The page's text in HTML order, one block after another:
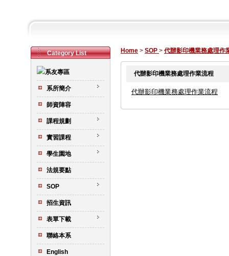
Category List
系所簡介
師資陣容
課程規劃
實習課程
學生園地
法規要點
SOP
招生資訊
表單下載
聯絡本系
English
Home > SOP > 代辦影印機業務處理作
代辦影印機業務處理作業流程
代辦影印機業務處理作業流程